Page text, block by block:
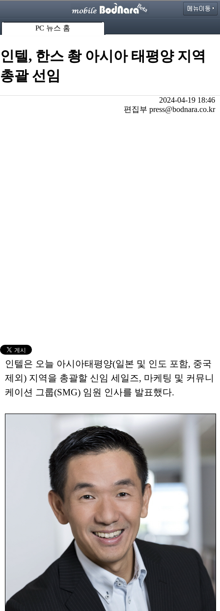
PC 뉴스 홈
인텔, 한스 촹 아시아 태평양 지역
총괄 선임
2024-04-19 18:46
편집부 press@bodnara.co.kr
인텔은 오늘 아시아태평양(일본 및 인도 포함, 중국
제외) 지역을 총괄할 신임 세일즈, 마케팅 및 커뮤니
케이션 그룹(SMG) 임원 인사를 발표했다.